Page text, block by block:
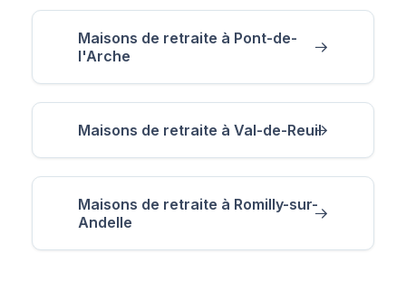
Maisons de retraite à Pont-de-
l'Arche
Maisons de retraite à Val-de-Reuil
Maisons de retraite à Romilly-sur-
Andelle